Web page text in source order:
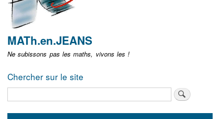
MATh.en.JEANS
Ne subissons pas les maths, vivons les !
Chercher sur le site